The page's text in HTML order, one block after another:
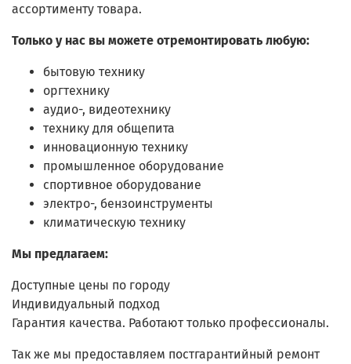
ассортименту товара.
Только у нас вы можете отремонтировать любую:
бытовую технику
оргтехнику
аудио-, видеотехнику
технику для общепита
инновационную технику
промышленное оборудование
спортивное оборудование
электро-, бензоинструменты
климатическую технику
Мы предлагаем:
Доступные цены по городу
Индивидуальный подход
Гарантия качества. Работают только профессионалы.
Так же мы предоставляем постгарантийный ремонт